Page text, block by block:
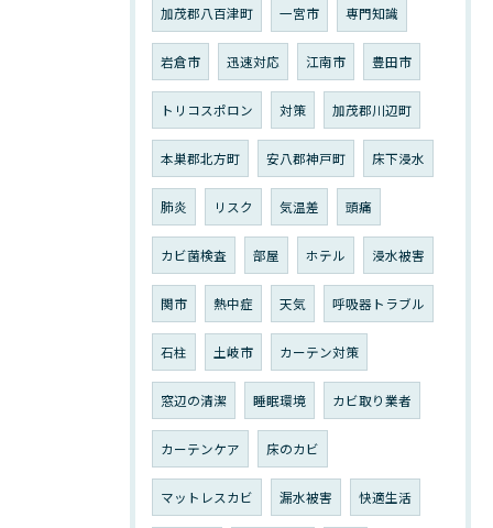
加茂郡八百津町 一宮市 専門知識
岩倉市 迅速対応 江南市 豊田市
トリコスポロン 対策 加茂郡川辺町
本巣郡北方町 安八郡神戸町 床下浸水
肺炎 リスク 気温差 頭痛
カビ菌検査 部屋 ホテル 浸水被害
関市 熱中症 天気 呼吸器トラブル
石柱 土岐市 カーテン対策
窓辺の清潔 睡眠環境 カビ取り業者
カーテンケア 床のカビ
マットレスカビ 漏水被害 快適生活